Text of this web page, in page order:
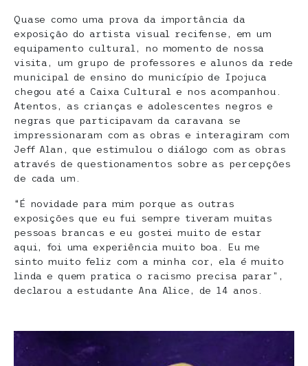
Quase como uma prova da importância da
exposição do artista visual recifense, em um
equipamento cultural, no momento de nossa
visita, um grupo de professores e alunos da rede
municipal de ensino do município de Ipojuca
chegou até a Caixa Cultural e nos acompanhou.
Atentos, as crianças e adolescentes negros e
negras que participavam da caravana se
impressionaram com as obras e interagiram com
Jeff Alan, que estimulou o diálogo com as obras
através de questionamentos sobre as percepções
de cada um.
“É novidade para mim porque as outras
exposições que eu fui sempre tiveram muitas
pessoas brancas e eu gostei muito de estar
aqui, foi uma experiência muito boa. Eu me
sinto muito feliz com a minha cor, ela é muito
linda e quem pratica o racismo precisa parar”,
declarou a estudante Ana Alice, de 14 anos.